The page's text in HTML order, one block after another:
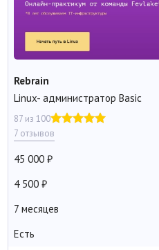
Rebrain
Linux- администратор Basic
87 из 100
7 отзывов
45 000
4 500
7 месяцев
Есть